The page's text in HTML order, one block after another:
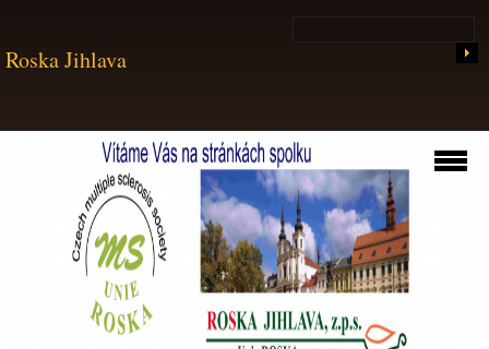
Roska Jihlava